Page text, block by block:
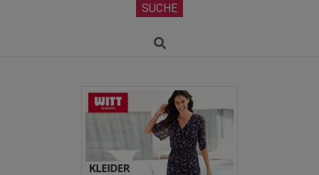
SUCHE
Search